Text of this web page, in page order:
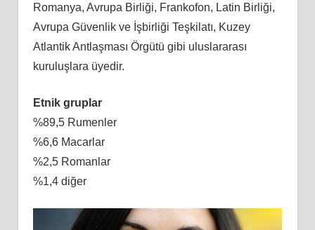
Romanya, Avrupa Birliği, Frankofon, Latin Birliği,
Avrupa Güvenlik ve İşbirliği Teşkilatı, Kuzey
Atlantik Antlaşması Örgütü gibi uluslararası
kuruluşlara üyedir.
Etnik gruplar
%89,5 Rumenler
%6,6 Macarlar
%2,5 Romanlar
%1,4 diğer